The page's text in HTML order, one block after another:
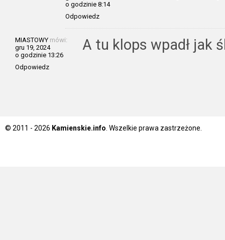
o godzinie 8:14
Odpowiedz
MIASTOWY mówi:
gru 19, 2024
o godzinie 13:26
Odpowiedz
A tu klops wpadł jak
© 2011 - 2026 Kamienskie.info. Wszelkie prawa zastrzeżone.